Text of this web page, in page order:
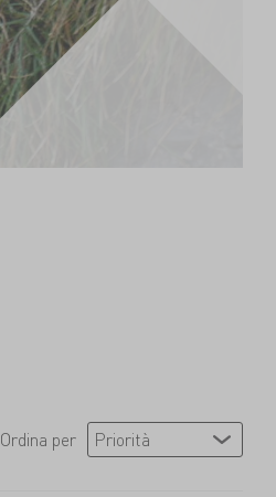
Ordina per